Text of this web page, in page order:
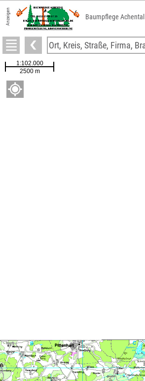
Anzeigen Baumpflege Achental